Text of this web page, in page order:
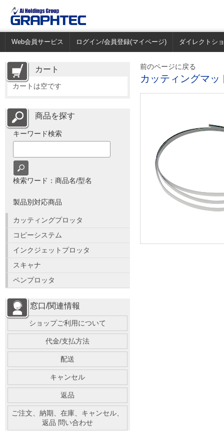
Web会員サービス ログイン/会員登録(マイページ) ダイレクトシ
前のページに戻る
カッティングマ
カート
カートは空です
商品を探す
キーワード検索
検索ワード：商品名/型名
製品別対応商品
カッティングプロッタ
コピーシステム
インクジェットプロッタ
スキャナ
ペンプロッタ
窓口/関連情報
ショップご利用について
代金/支払方法
配送
キャンセル
返品
ご注文、納期、在庫、キャンセル、
返品 問い合わせ